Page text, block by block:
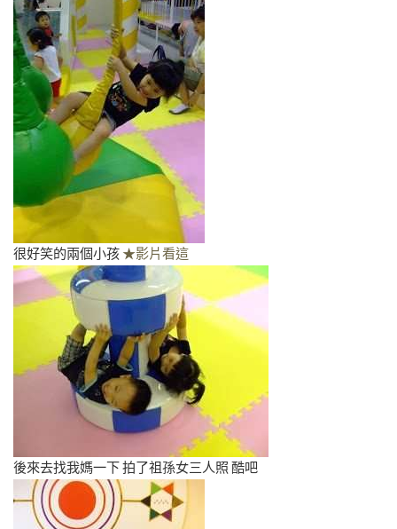
很好笑的兩個小孩 ★影片看這
後來去找我媽一下 拍了祖孫女三人照 酷吧